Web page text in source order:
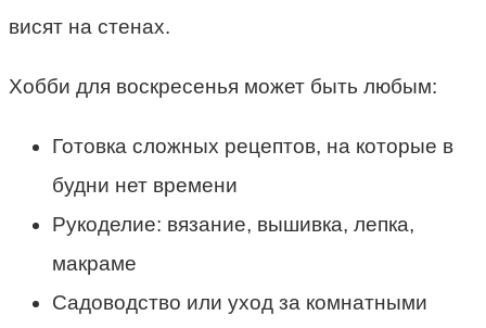
висят на стенах.
Хобби для воскресенья может быть любым:
Готовка сложных рецептов, на которые в
будни нет времени
Рукоделие: вязание, вышивка, лепка,
макраме
Садоводство или уход за комнатными